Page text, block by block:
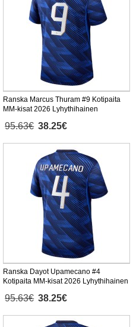
Ranska Marcus Thuram #9 Kotipaita
MM-kisat 2026 Lyhythihainen
95.63€ 38.25€
Ranska Dayot Upamecano #4
Kotipaita MM-kisat 2026 Lyhythihainen
95.63€ 38.25€